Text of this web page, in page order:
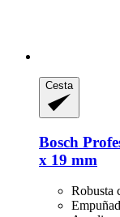
Cesta
Bosch
x 19 mm
Robusta